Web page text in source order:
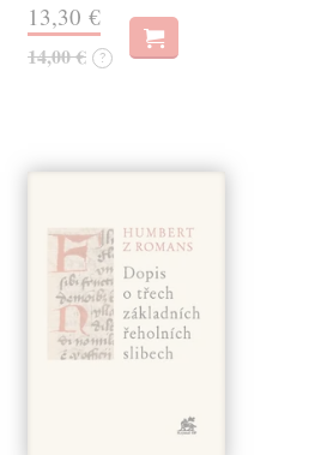
13,30 €
14,00 € ?